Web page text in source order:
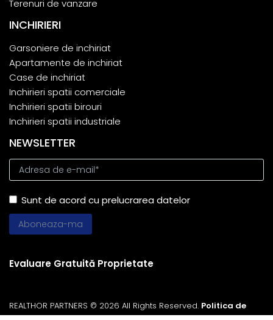
Terenuri de vanzare
INCHIRIERI
Garsoniere de inchiriat
Apartamente de inchiriat
Case de inchiriat
Inchirieri spatii comerciale
Inchirieri spatii birouri
Inchirieri spatii industriale
NEWSLETTER
Sunt de acord cu prelucrarea datelor
Evaluare Gratuită Proprietate
REALTHOR PARTNERS © 2026 All Rights Reserved. Politica de